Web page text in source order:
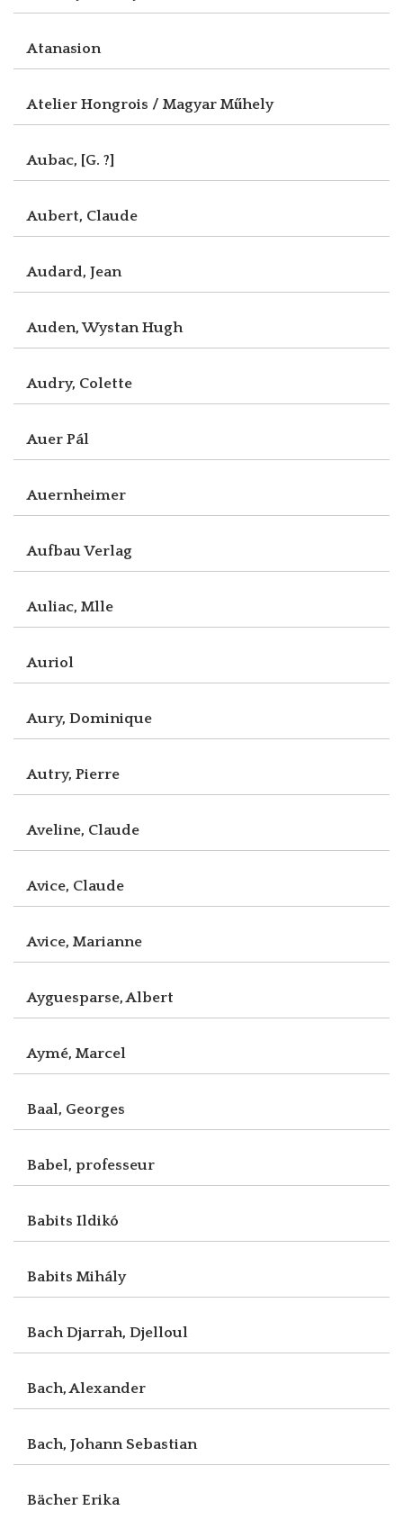
Atanasion
Atelier Hongrois / Magyar Műhely
Aubac, [G. ?]
Aubert, Claude
Audard, Jean
Auden, Wystan Hugh
Audry, Colette
Auer Pál
Auernheimer
Aufbau Verlag
Auliac, Mlle
Auriol
Aury, Dominique
Autry, Pierre
Aveline, Claude
Avice, Claude
Avice, Marianne
Ayguesparse, Albert
Aymé, Marcel
Baal, Georges
Babel, professeur
Babits Ildikó
Babits Mihály
Bach Djarrah, Djelloul
Bach, Alexander
Bach, Johann Sebastian
Bächer Erika